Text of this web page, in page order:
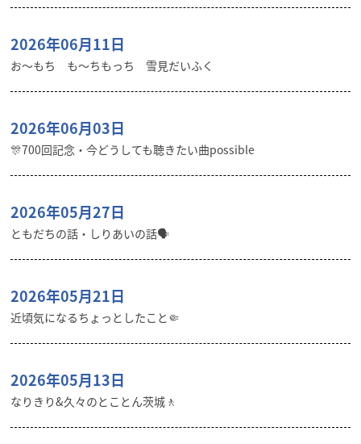
2026年06月11日
お〜もち も〜ちもっち 雪見だいふく
2026年06月03日
🎊700回記念・今どうしても聴きたい曲possible
2026年05月27日
ともだちの話・しりあいの話🗣️
2026年05月21日
近頃気になるちょっとしたこと🤏
2026年05月13日
なりきり&久々のとことん茨城🚶